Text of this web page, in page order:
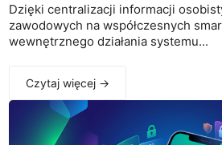
Dzięki centralizacji informacji
zawodowych na współczesnych
wewnętrznego działania systemu...
Czytaj więcej →